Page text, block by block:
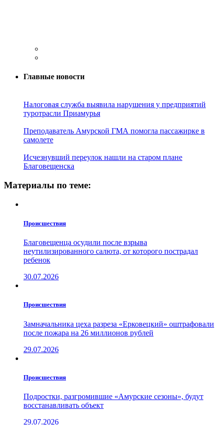
Главные новости
Налоговая служба выявила нарушения у предприятий
туротрасли Приамурья
Преподаватель Амурской ГМА помогла пассажирке в
самолете
Исчезнувший переулок нашли на старом плане
Благовещенска
Материалы по теме:
Проиcшествия
Благовещенца осудили после взрыва
неутилизированного салюта, от которого пострадал
ребенок
30.07.2026
Проиcшествия
Замначальника цеха разреза «Ерковецкий» оштрафовали
после пожара на 26 миллионов рублей
29.07.2026
Проиcшествия
Подростки, разгромившие «Амурские сезоны», будут
восстанавливать объект
29.07.2026